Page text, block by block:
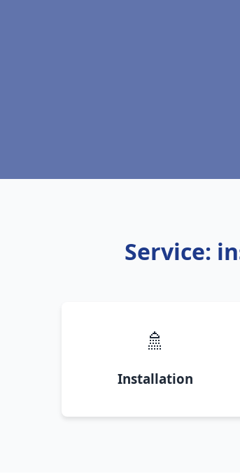
Service:
🚿
Installation